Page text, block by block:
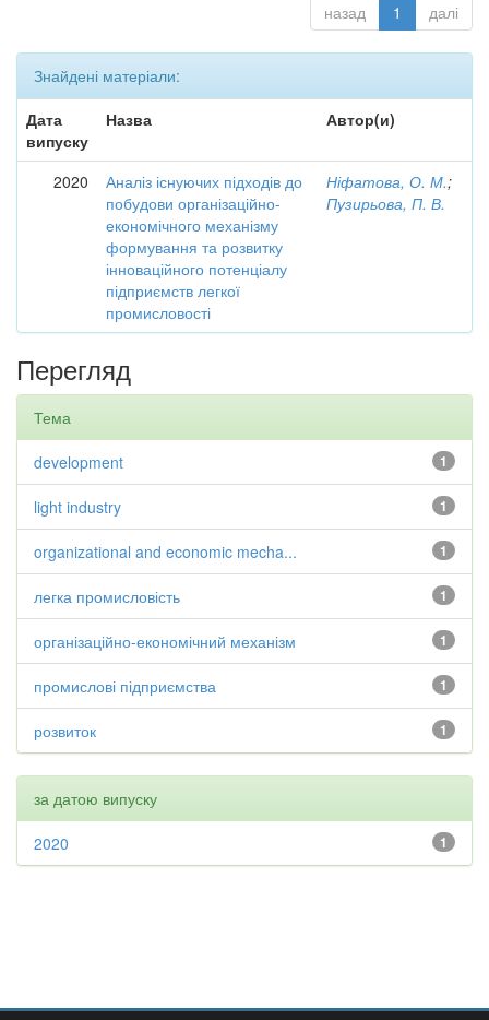
назад 1 далі
Знайдені матеріали:
Дата
випуску
Назва Автор(и)
2020
Аналіз існуючих підходів до
побудови організаційно-
економічного механізму
формування та розвитку
інноваційного потенціалу
підприємств легкої
промисловості
Ніфатова, О. М.;
Пузирьова, П. В.
Перегляд
Тема
1
development
1
light industry
1
organizational and economic mecha...
1
легка промисловість
1
організаційно-економічний механізм
1
промислові підприємства
1
розвиток
за датою випуску
1
2020